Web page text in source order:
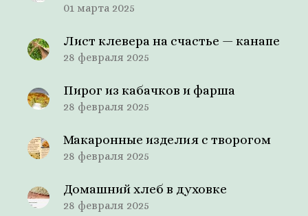
01 марта 2025
Лист клевера на счастье — канапе
28 февраля 2025
Пирог из кабачков и фарша
28 февраля 2025
Макаронные изделия с творогом
28 февраля 2025
Домашний хлеб в духовке
28 февраля 2025